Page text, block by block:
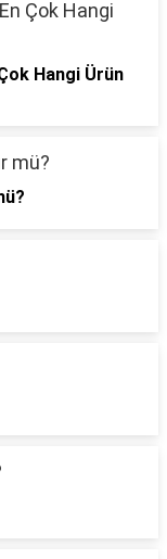
Hangi Ürün